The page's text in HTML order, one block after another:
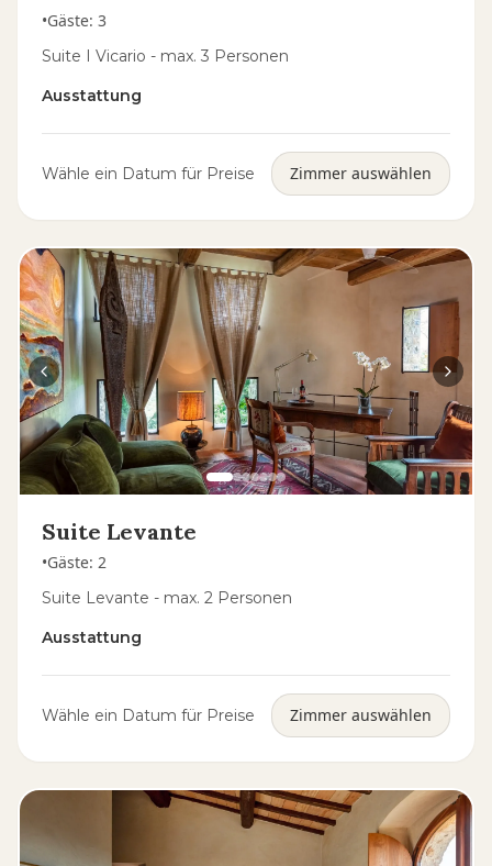
•Gäste: 3
Suite I Vicario - max. 3 Personen
Ausstattung
Wähle ein Datum für Preise Zimmer auswählen
Suite Levante
•Gäste: 2
Suite Levante - max. 2 Personen
Ausstattung
Wähle ein Datum für Preise Zimmer auswählen